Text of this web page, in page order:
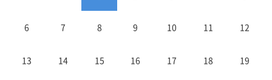
6 7 8 9 10 11 12
13 14 15 16 17 18 19